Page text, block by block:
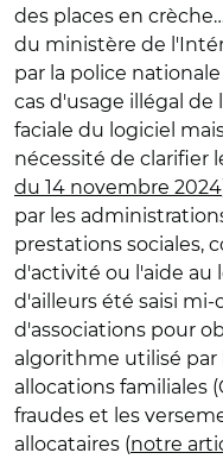
des places en
du ministère de
par la police
cas d'usage illégal
faciale du logiciel
nécessité de clarifier
du 14 novembre 2024
par les
prestations sociales,
d'activité ou l'aide au
d'ailleurs été saisi
d'associations pour
algorithme utilisé par
allocations familiales
fraudes et les
allocataires (notre